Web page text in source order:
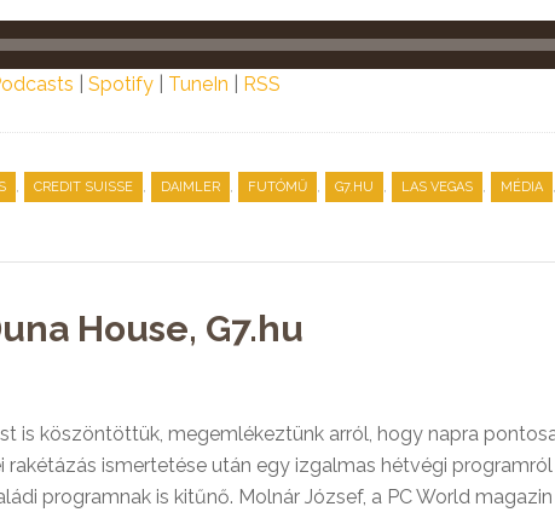
Spotify TuneIn RSS
, CREDIT SUISSE , DAIMLER , FUTÓMŰ , G7.HU , LAS VEGAS , MÉDIA ,
House, G7.hu
is köszöntöttük, megemlékeztünk arról, hogy napra
rakétázás ismertetése után egy izgalmas hétvégi
programnak is kitűnő. Molnár József, a PC World